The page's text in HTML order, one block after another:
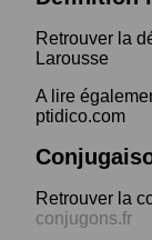
Retrouver la
Larousse
A lire
ptidico.com
Retrouver la
conjugons.fr